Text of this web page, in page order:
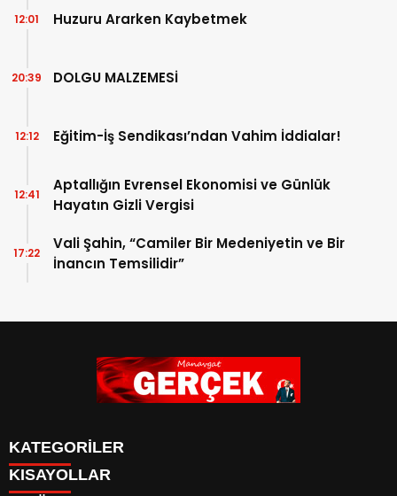
Huzuru Ararken Kaybetmek
12:01
DOLGU MALZEMESİ
20:39
Eğitim-İş Sendikası’ndan Vahim İddialar!
12:12
Aptallığın Evrensel Ekonomisi ve Günlük
Hayatın Gizli Vergisi
12:41
Vali Şahin, “Camiler Bir Medeniyetin ve Bir
İnancın Temsilidir”
17:22
KATEGORİLER
Siyaset
KISAYOLLAR